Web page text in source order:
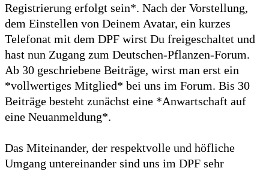
Registrierung erfolgt sein*. Nach der Vorstellung,
dem Einstellen von Deinem Avatar, ein kurzes
Telefonat mit dem DPF wirst Du freigeschaltet und
hast nun Zugang zum Deutschen-Pflanzen-Forum.
Ab 30 geschriebene Beiträge, wirst man erst ein
*vollwertiges Mitglied* bei uns im Forum. Bis 30
Beiträge besteht zunächst eine *Anwartschaft auf
eine Neuanmeldung*.
Das Miteinander, der respektvolle und höfliche
Umgang untereinander sind uns im DPF sehr